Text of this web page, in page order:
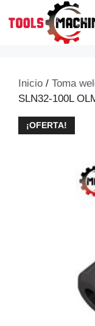
Inicio / Toma
SLN32-100L
¡OFERTA!